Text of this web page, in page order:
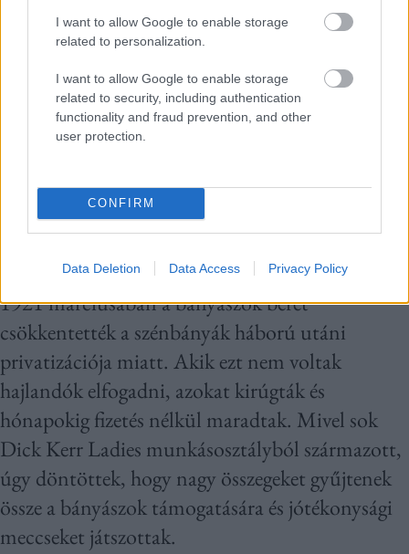
I want to allow Google to enable storage
related to personalization.
I want to allow Google to enable storage
related to security, including authentication
functionality and fraud prevention, and other
user protection.
CONFIRM
Data Deletion Data Access Privacy Policy
Egyetlen férfinak
sem, csupán a tudománynak sikerült
meghódítania Elizabeth Blackwell,
Amerika első diplomás női orvosának
szívét
Hirtelen betiltották a női focit
arányosan nőtt a társadalmi nyugtalanság is.
1921 márciusában a bányászok bérét
csökkentették a szénbányák háború utáni
privatizációja miatt. Akik ezt nem voltak
hajlandók elfogadni, azokat kirúgták és
hónapokig fizetés nélkül maradtak. Mivel sok
Dick Kerr Ladies munkásosztályból származott,
úgy döntöttek, hogy nagy összegeket gyűjtenek
össze a bányászok támogatására és jótékonysági
meccseket játszottak.